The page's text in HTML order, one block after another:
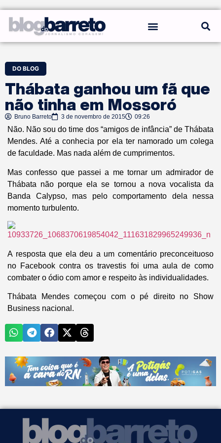
DO BLOG
Thábata ganhou um fã que
não tinha em Mossoró
Bruno Barreto 3 de novembro de 2015 09:26
Não. Não sou do time dos “amigos de infância” de Thábata
Mendes. Até a conhecia por ela ter namorado um colega
de faculdade. Mas nada além de cumprimentos.
Mas confesso que passei a me tornar um admirador de
Thábata não porque ela se tornou a nova vocalista da
Banda Calypso, mas pelo comportamento dela nessa
momento turbulento.
A resposta que ela deu a um comentário preconceituoso
no Facebook contra os travestis foi uma aula de como
combater o ódio com amor e respeito às individualidades.
Thábata Mendes começou com o pé direito no Show
Business nacional.